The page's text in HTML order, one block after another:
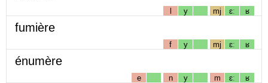
l y mj ɛː ʁ
fumière
f y mj ɛː ʁ
énumère
e n y m ɛː ʁ